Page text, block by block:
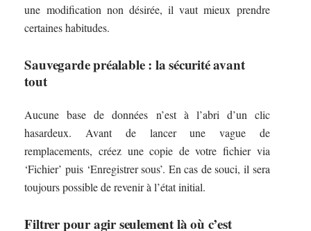
une modification non désirée, il vaut mieux prendre
certaines habitudes.
Sauvegarde préalable : la sécurité avant
tout
Aucune base de données n’est à l’abri d’un clic
hasardeux. Avant de lancer une vague de
remplacements, créez une copie de votre fichier via
‘Fichier’ puis ‘Enregistrer sous’. En cas de souci, il sera
toujours possible de revenir à l’état initial.
Filtrer pour agir seulement là où c’est